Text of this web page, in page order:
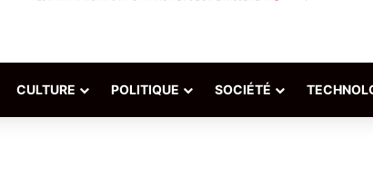
CULTURE POLITIQUE SOCIÉTÉ